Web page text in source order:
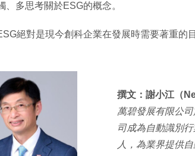
、多思考關於ESG的概念。
絕對是現今創科企業在發展時需要著重的
撰文：謝小江（
萬碧發展有限公
司成為自動識別
人，為業界提供